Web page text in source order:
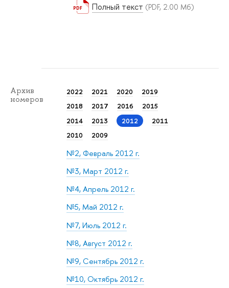
Полный текст (PDF, 2.00 Мб)
Архив
номеров
2022 2021 2020
2019
2018
2017 2016
2015
2014
2013 2012
2011
2010
2009
№2, Февраль 2012 г.
№3, Март 2012 г.
№4, Апрель 2012 г.
№5, Май 2012 г.
№7, Июль 2012 г.
№8, Август 2012 г.
№9, Сентябрь 2012 г.
№10, Октябрь 2012 г.